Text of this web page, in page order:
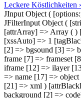
Leckere Köstlichkeiten
JInput Object (
JFilterInput Object (
[attrArray] => Array ( )
[xssAuto] => 1
[2] => bgsound [3] =>
frame [7] => frameset
iframe [12] => ilayer
=> name [17] =>
[21] => xml )
background [2] =>